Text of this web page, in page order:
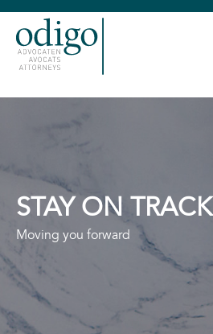
STAY ON TRACK
Moving you forward